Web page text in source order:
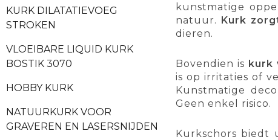
KURK DILATATIEVOEG
STROKEN
VLOEIBARE LIQUID KURK
BOSTIK 3070
HOBBY KURK
NATUURKURK VOOR
GRAVEREN EN LASERSNIJDEN
kunstmatige
natuur. Kurk
dieren.
Bovendien is kurk
is op irritaties of
Kunstmatige
Geen enkel risico.
Kurkschors biedt